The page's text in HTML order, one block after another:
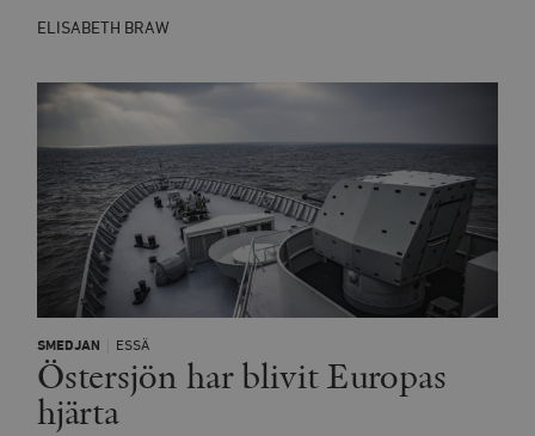
ELISABETH BRAW
SMEDJAN ESSÄ
Östersjön har blivit Europas
hjärta